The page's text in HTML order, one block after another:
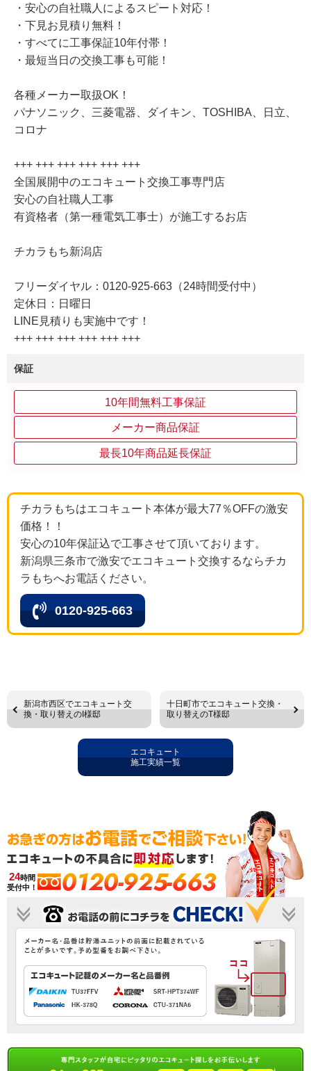
・安心の自社職人によるスピート対応！
・下見お見積り無料！
・すべてに工事保証10年付帯！
・最短当日の交換工事も可能！
各種メーカー取扱OK！
パナソニック、三菱電器、ダイキン、TOSHIBA、日立、
コロナ
+++ +++ +++ +++ +++ +++
全国展開中のエコキュート交換工事専門店
安心の自社職人工事
有資格者（第一種電気工事士）が施工するお店
チカラもち新潟店
フリーダイヤル：0120-925-663（24時間受付中）
定休日：日曜日
LINE見積りも実施中です！
+++ +++ +++ +++ +++ +++
保証
10年間無料工事保証
メーカー商品保証
最長10年商品延長保証
チカラもちはエコキュート本体が最大77％OFFの激安
価格！！
安心の10年保証込で工事させて頂いております。
新潟県三条市で激安でエコキュート交換するならチカ
ラもちへお電話ください。
0120-925-663
新潟市西区でエコキュート交
換・取り替えのI様邸
十日町市でエコキュート交換・
取り替えのT様邸
エコキュート
施工実績一覧
24時間
受付中！
0120-925-663